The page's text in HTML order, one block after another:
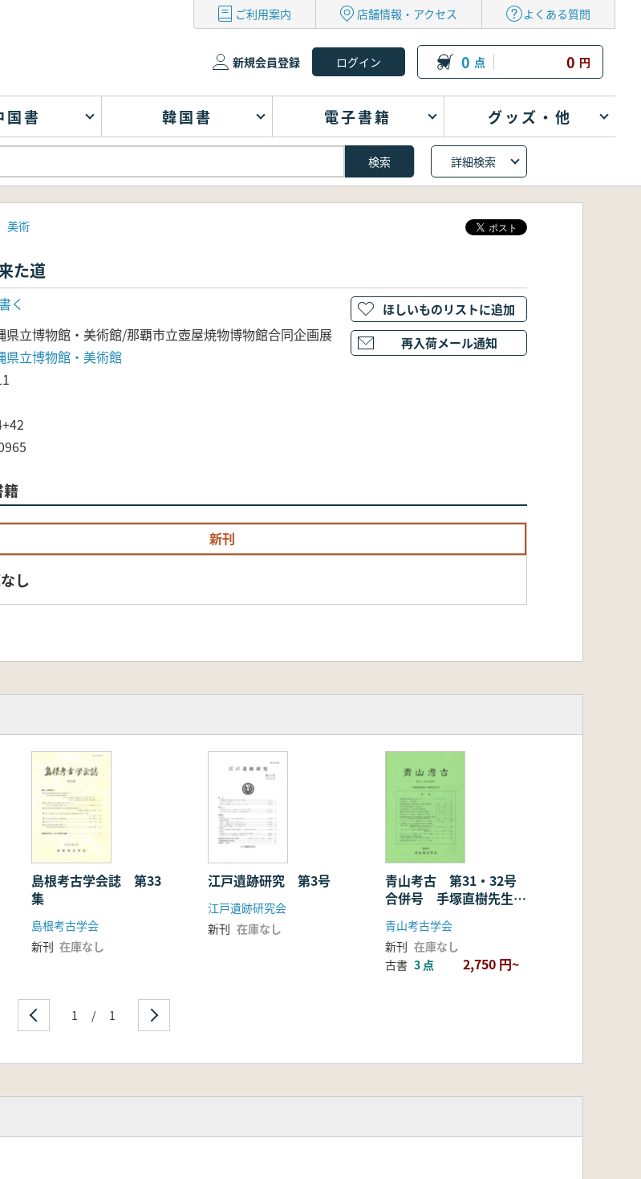
ご利用案内 店舗情報・アクセス よくある質問
新規会員登録 0 点 0 円
国書 韓国書 電子書籍 グッズ・他
詳細検索
美術
た道
く
県立博物館・美術館/那覇市立壺屋焼物博物館合同企画展
県立博物館・美術館
新刊
し
ほしいものリストに追加
再入荷メール通知
島根考古学会誌 第33
集
島根考古学会
新刊 在庫なし
江戸遺跡研究 第3号
江戸遺跡研究会
新刊 在庫なし
青山考古 第31・32号
合併号 手塚直樹先生退
休記念号
青山考古学会
新刊 在庫なし
古書 3 点 2,750 円~
1 / 1